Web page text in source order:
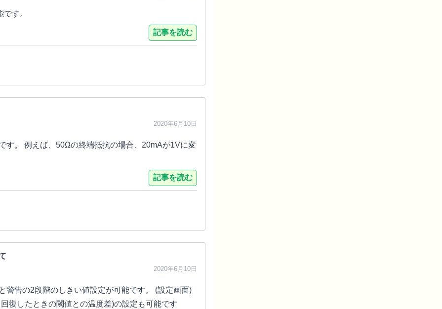
す。
記事を読む
2020年6月10日
す。 例えば、50Ωの終端抵抗の場合、20mAが1Vに変
記事を読む
2020年6月10日
警告の2段階のしきい値設定が可能です。 (設定画面)
復したときの閾値との温度差)の設定も可能です